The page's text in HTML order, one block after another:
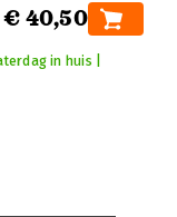
€ 40,50
in huis |